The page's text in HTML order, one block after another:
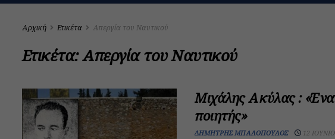
Αρχική Ετικέτα Απεργία του Ναυτικού
Ετικέτα:Απεργία του Ναυτικού
Μιχάλης Ακύλας :
ποιητής»
ΔΗΜΉΤΡΗΣ ΜΠΑΛΌΠΟΥΛΟΣ 12